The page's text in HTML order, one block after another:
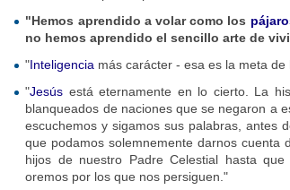
"Hemos aprendido a volar como los
no hemos aprendido el sencillo arte de
"Inteligencia más carácter - esa es la meta
"Jesús está eternamente en lo cierto. La
blanqueados de naciones que se negaron a
escuchemos y sigamos sus palabras, antes
que podamos solemnemente darnos cuenta
hijos de nuestro Padre Celestial hasta
oremos por los que nos persiguen."